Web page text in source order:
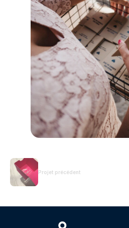
Projet précédent